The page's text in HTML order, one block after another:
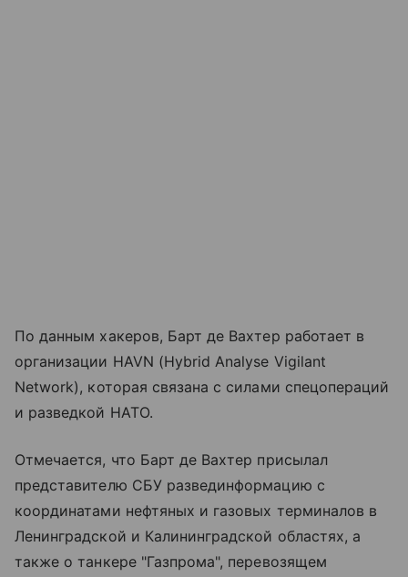
По данным хакеров, Барт де Вахтер работает в
организации HAVN (Hybrid Analyse Vigilant
Network), которая связана с силами спецопераций
и разведкой НАТО.
Отмечается, что Барт де Вахтер присылал
представителю СБУ развединформацию с
координатами нефтяных и газовых терминалов в
Ленинградской и Калининградской областях, а
также о танкере "Газпрома", перевозящем